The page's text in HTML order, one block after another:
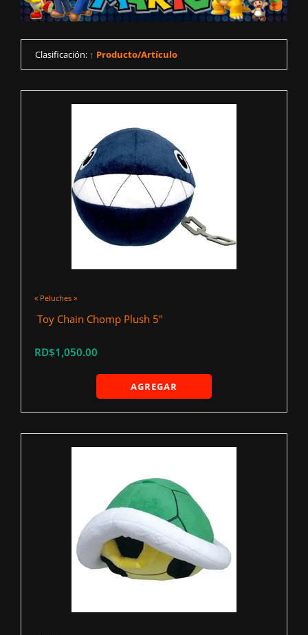
Clasificación: ↑ Producto/Artículo
« Peluches »
‍ Toy Chain Chomp Plush 5"
RD$1,050.00
AGREGAR